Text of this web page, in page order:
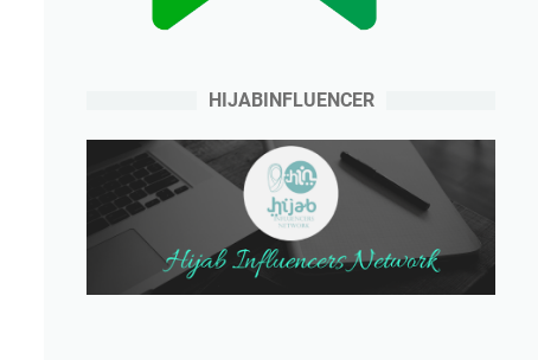
HIJABINFLUENCER